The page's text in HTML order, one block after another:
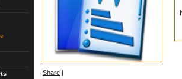
Share |